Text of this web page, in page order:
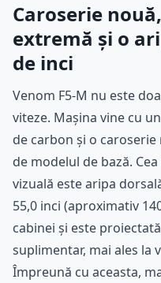
Caroserie
extremă și o
de inci
Venom F5-M nu este
viteze. Mașina vine cu
de carbon și o
de modelul de bază.
vizuală este aripa
55,0 inci (aproximativ
cabinei și este
suplimentar, mai ales la
Împreună cu aceasta,